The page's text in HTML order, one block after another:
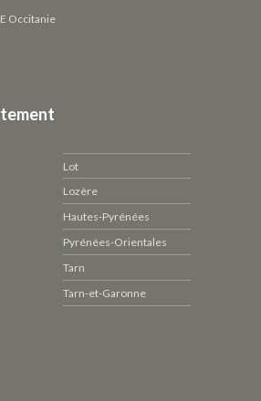
Occitanie
Lot
Lozère
Hautes-Pyrénées
Pyrénées-Orientales
Tarn
Tarn-et-Garonne